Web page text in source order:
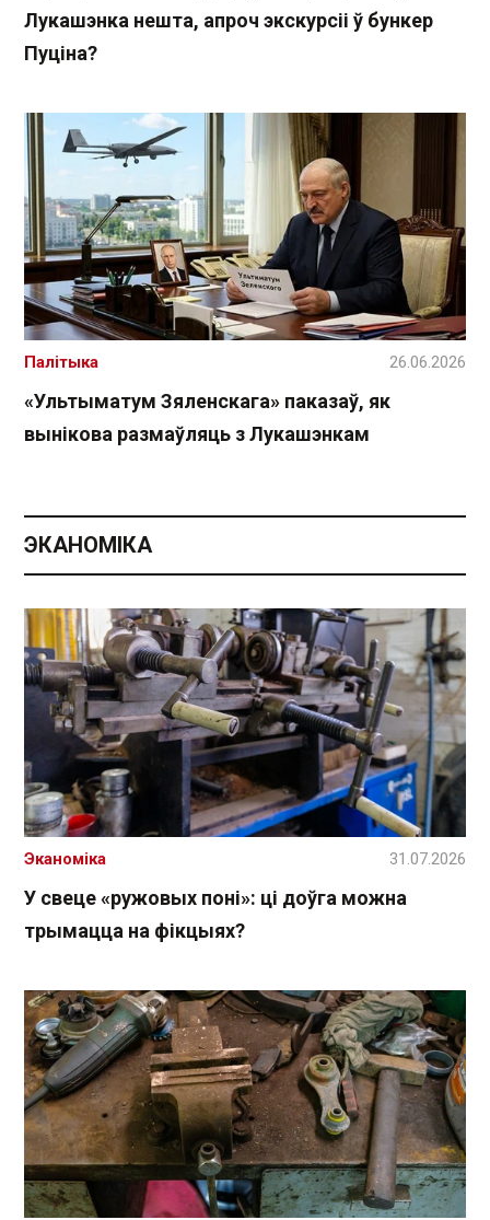
Лукашэнка нешта, апроч экскурсіі ў бункер
Пуціна?
«Ультыматум Зяленскага» паказаў, як
вынікова размаўляць з Лукашэнкам
Палітыка 26.06.2026
ЭКАНОМІКА
У свеце «ружовых поні»: ці доўга можна
трымацца на фікцыях?
Эканоміка 31.07.2026